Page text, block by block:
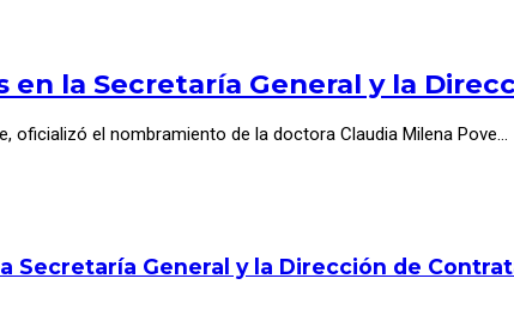
en la Secretaría General y la
oficializó el nombramiento de la doctora Claudia Milena Pove…
Secretaría General y la Dirección de